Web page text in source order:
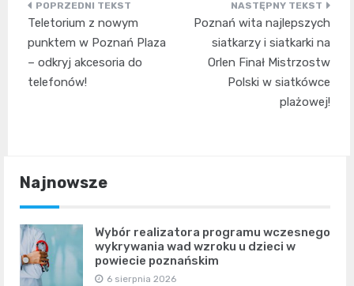
Nawigacja
wpisu
Teletorium z nowym
punktem w Poznań Plaza
– odkryj akcesoria do
telefonów!
Poznań wita najlepszych
siatkarzy i siatkarki na
Orlen Finał Mistrzostw
Polski w siatkówce
plażowej!
Najnowsze
Wybór realizatora programu wczesnego
wykrywania wad wzroku u dzieci w
powiecie poznańskim
6 sierpnia 2026